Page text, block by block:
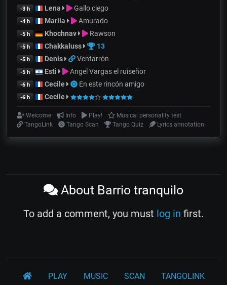
-3 h Lena Gallo ciego
-4 h Mariia Amurado
-5 h Khochnav Rawson
-5 h Chakkaluss 13
-5 h Denis Ventarrón
-5 h Esti Angel Vargas el ruiseñor
-6 h Cecile En este rincón amigo
-6 h Cecile
Welcome Info Play!
Musical personality test
TangoLink
Tango Scan Tango Quiz Lyrics annotation
About Barrio tranquilo
To add a comment, you must log in first.
PLAY MUSIC SCAN TANGOLINK